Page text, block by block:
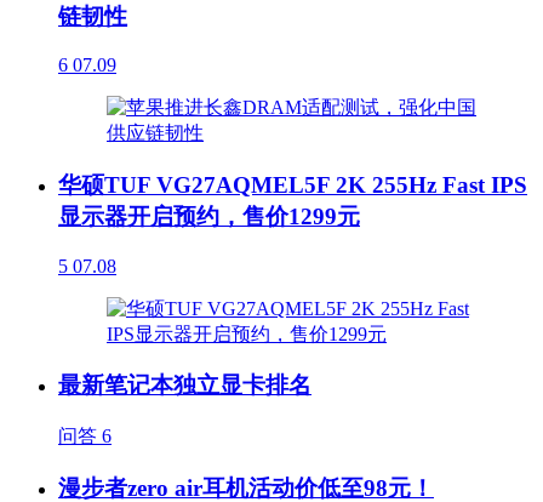
链韧性
6 07.09
华硕TUF VG27AQMEL5F 2K 255Hz Fast IPS
显示器开启预约，售价1299元
5 07.08
最新笔记本独立显卡排名
问答 6
漫步者zero air耳机活动价低至98元！